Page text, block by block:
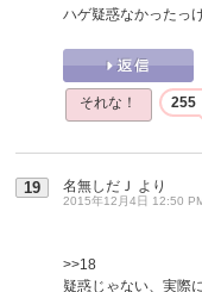
ハゲ疑惑なかったっ
それな！ 255
19 名無しだＪ より
2015年12月4日 12:50
>>18
疑惑じゃない、実際